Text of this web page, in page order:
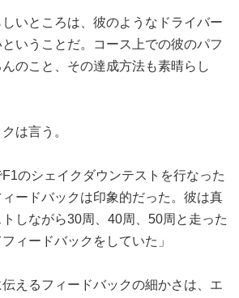
しいところは、彼のようなドライバー
いうことだ。コース上での彼のパフ
のこと、その達成方法も素晴らし
は言う。
F1のシェイクダウンテストを行なった
ードバックは印象的だった。彼は真
しながら30周、40周、50周と走った
ィードバックをしていた」
伝えるフィードバックの細かさは、エ